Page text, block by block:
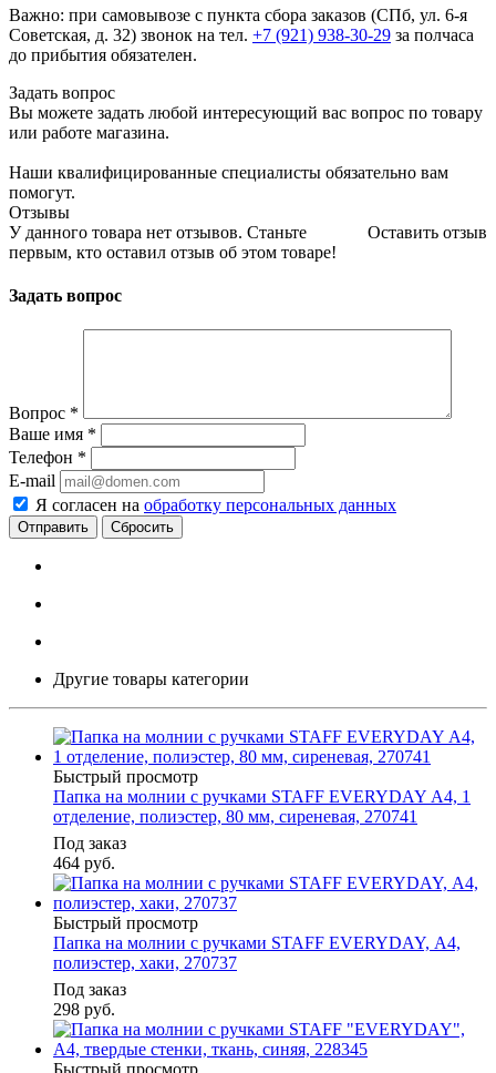
Важно: при самовывозе с пункта сборa заказов (СПб, ул. 6-я
Советская, д. 32) звонок на тел. +7 (921) 938-30-29 за полчаса
до прибытия обязателен.
Задать вопрос
Вы можете задать любой интересующий вас вопрос по товару
или работе магазина.
Наши квалифицированные специалисты обязательно вам
помогут.
Отзывы
Оставить отзыв
У данного товара нет отзывов. Станьте
первым, кто оставил отзыв об этом товаре!
Задать вопрос
Вопрос *
Ваше имя *
Телефон *
E-mail
Я согласен на обработку персональных данных
Сбросить
Другие товары категории
Быстрый просмотр
Папка на молнии с ручками STAFF EVERYDAY А4, 1
отделение, полиэстер, 80 мм, сиреневая, 270741
Под заказ
464 руб.
Быстрый просмотр
Папка на молнии с ручками STAFF EVERYDAY, А4,
полиэстер, хаки, 270737
Под заказ
298 руб.
Быстрый просмотр